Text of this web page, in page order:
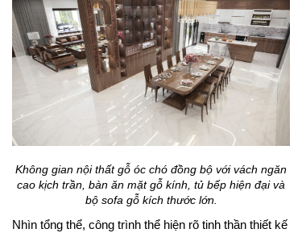
Không gian nội thất gỗ óc chó đồng bộ với vách ngăn
cao kịch trần, bàn ăn mặt gỗ kính, tủ bếp hiện đại và
bộ sofa gỗ kích thước lớn.
Nhìn tổng thể, công trình thể hiện rõ tinh thần thiết kế